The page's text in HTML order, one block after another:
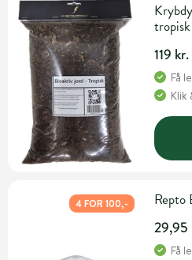
119 kr.
Få
Klik
4 FOR 100,-
29,95
Få